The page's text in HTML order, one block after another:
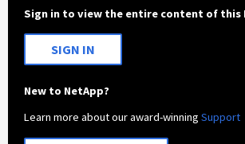
Sign in to view the entire content of this
SIGN IN
New to NetApp?
Learn more about our award-winningSupport